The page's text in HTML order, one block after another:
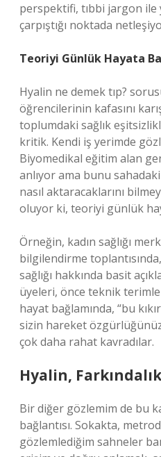
perspektifi, tıbbi jargon ile
çarpıştığı noktada
Teoriyi Günlük Hayata
Hyalin ne demek tıp?
öğrencilerinin kafasını
toplumdaki sağlık
kritik. Kendi iş yerimde
Biyomedikal eğitim alan
anlıyor ama bunu
nasıl aktaracaklarını
oluyor ki, teoriyi günlük
Örneğin, kadın sağlığı
bilgilendirme
sağlığı hakkında basit
üyeleri, önce teknik
hayat bağlamında, “bu
sizin hareket
çok daha rahat kavradılar.
Hyalin,
Bir diğer gözlemim de bu
bağlantısı. Sokakta,
gözlemlediğim sahneler